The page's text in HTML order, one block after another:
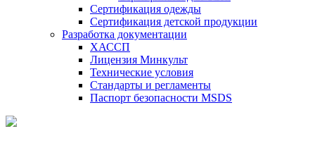
Сертификация одежды
Сертификация детской продукции
Разработка документации
ХАССП
Лицензия Минкульт
Технические условия
Стандарты и регламенты
Паспорт безопасности MSDS